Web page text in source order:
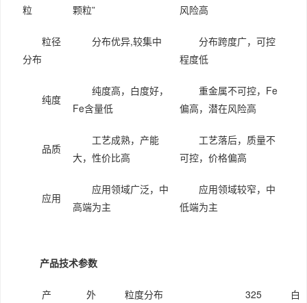
粒
颗粒”
风险高
粒径
分布
分布优异,较集中
分布跨度广，可控
程度低
纯度
纯度高，白度好，
Fe含量低
重金属不可控，Fe
偏高，潜在风险高
品质
工艺成熟，产能
大，性价比高
工艺落后，质量不
可控，价格偏高
应用
应用领域广泛，中
高端为主
应用领域较窄，中
低端为主
产品技术参数
产
外
粒度分布
325
白